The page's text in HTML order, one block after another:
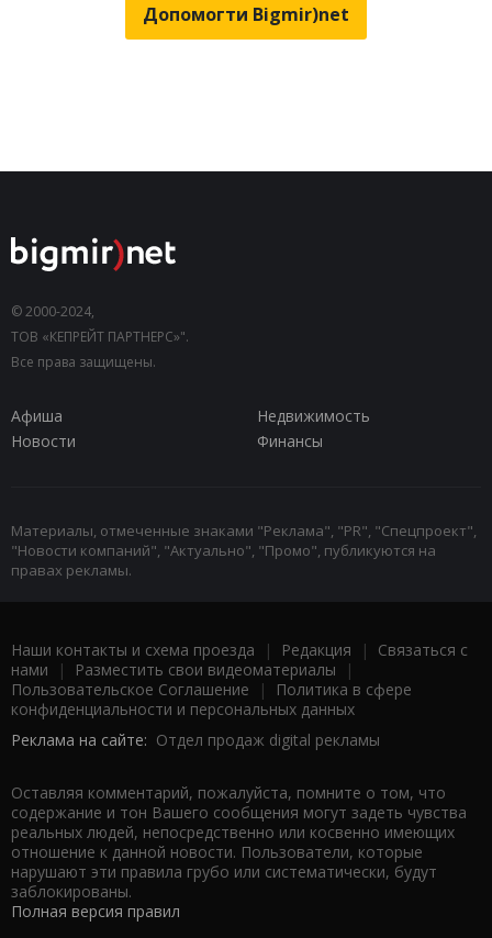
Допомогти Bigmir)net
© 2000-2024,
ТОВ «КЕПРЕЙТ ПАРТНЕРС»".
Все права защищены.
Афиша
Недвижимость
Новости
Финансы
Материалы, отмеченные знаками "Реклама", "PR", "Спецпроект",
"Новости компаний", "Актуально", "Промо", публикуются на
правах рекламы.
Наши контакты и схема проезда | Редакция | Связаться с
нами | Разместить свои видеоматериалы |
Пользовательское Соглашение |
Политика в сфере
конфиденциальности и персональных данных
Реклама на сайте: Отдел продаж digital рекламы
Оставляя комментарий, пожалуйста, помните о том, что
содержание и тон Вашего сообщения могут задеть чувства
реальных людей, непосредственно или косвенно имеющих
отношение к данной новости. Пользователи, которые
нарушают эти правила грубо или систематически, будут
заблокированы.
Полная версия правил